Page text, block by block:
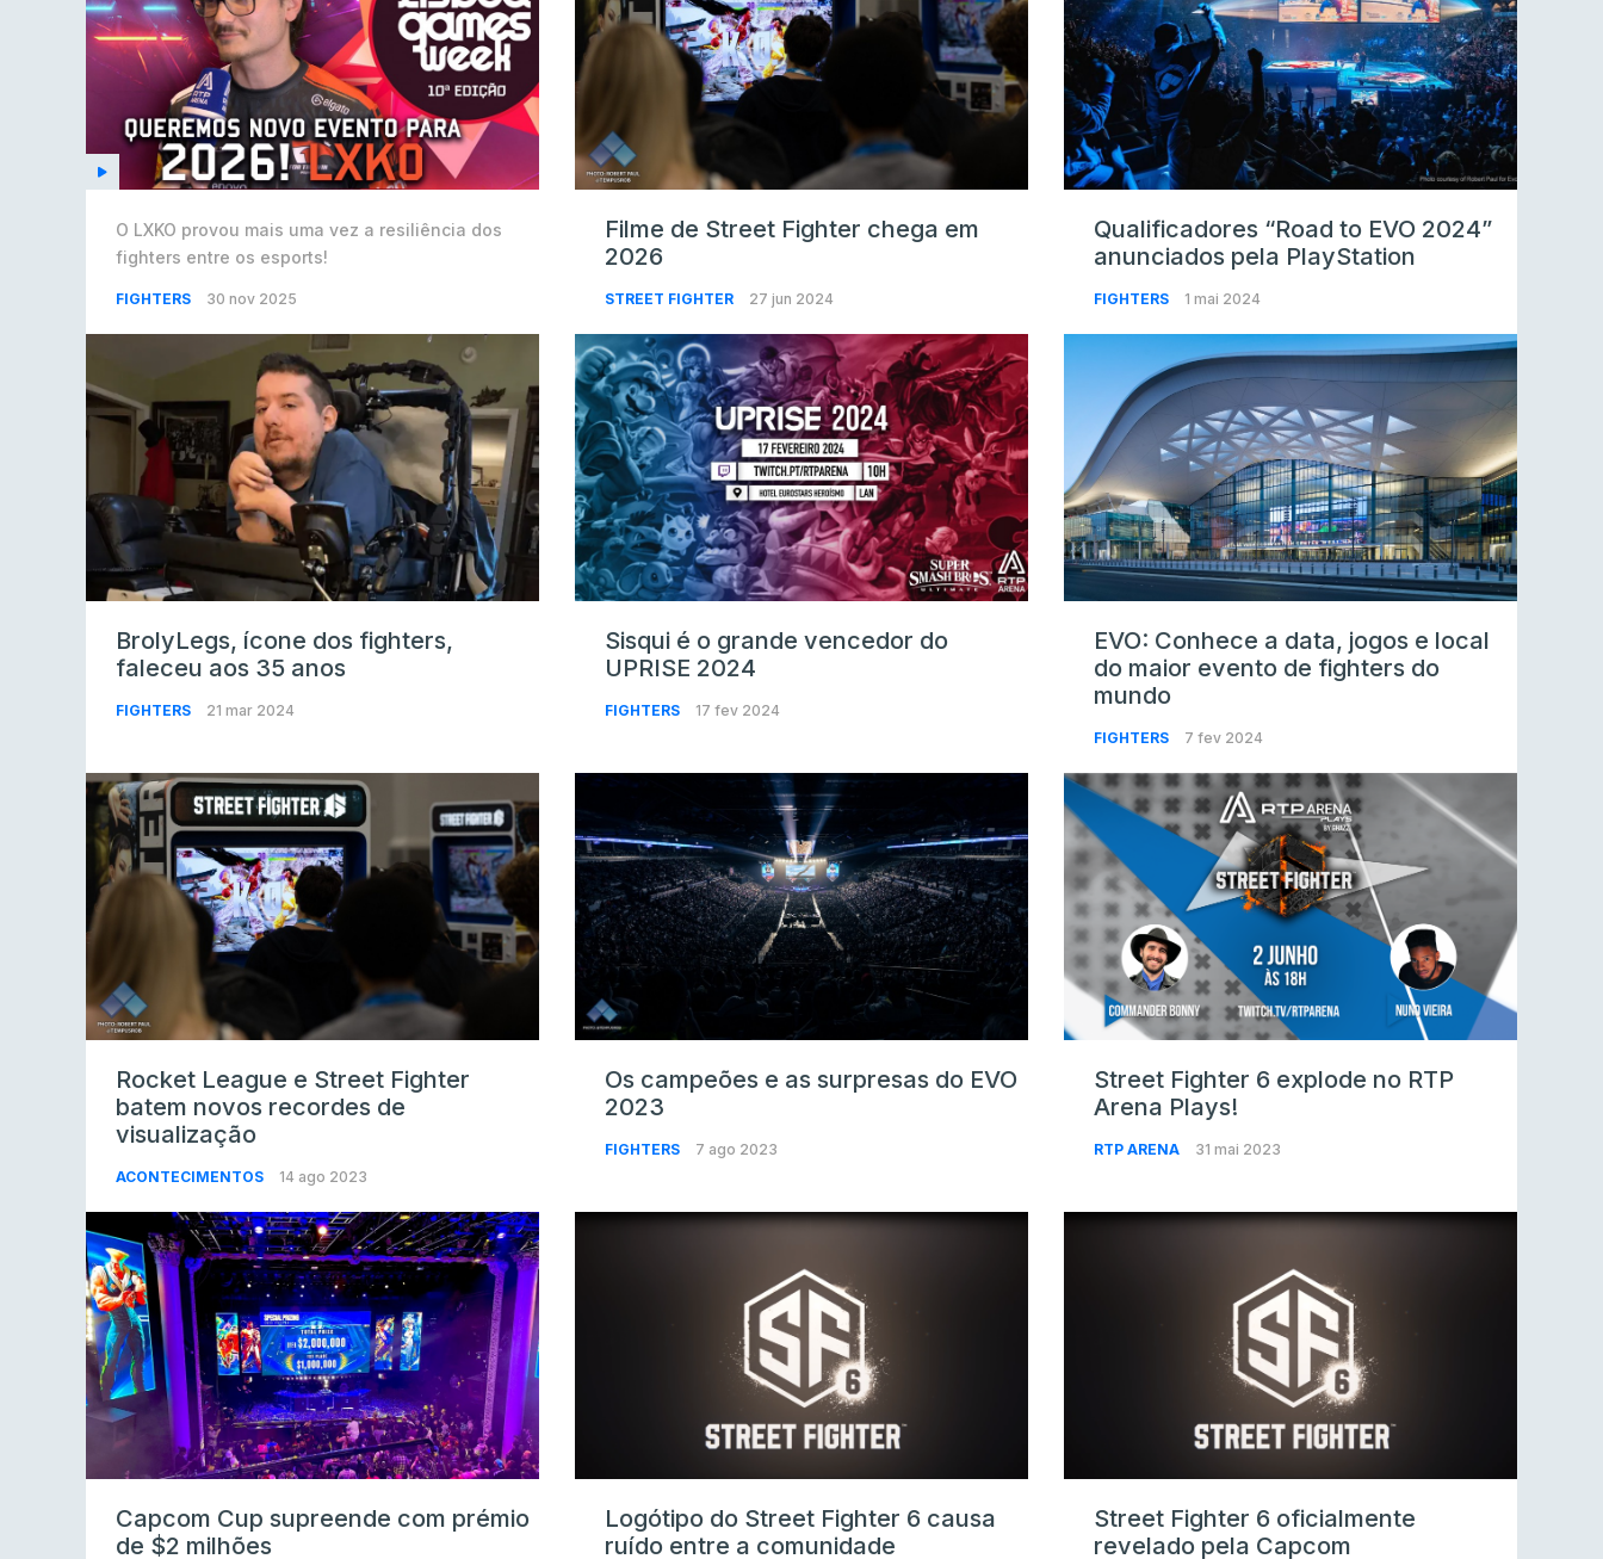
O LXKO provou mais uma vez a resiliência dos
fighters entre os esports!
FIGHTERS 30 nov 2025
Filme de Street Fighter chega em
2026
STREET FIGHTER 27 jun 2024
Qualificadores “Road to EVO 2024”
anunciados pela PlayStation
FIGHTERS 1 mai 2024
BrolyLegs, ícone dos fighters,
faleceu aos 35 anos
FIGHTERS 21 mar 2024
Sisqui é o grande vencedor do
UPRISE 2024
FIGHTERS 17 fev 2024
EVO: Conhece a data, jogos e local
do maior evento de fighters do
mundo
FIGHTERS 7 fev 2024
Rocket League e Street Fighter
batem novos recordes de
visualização
ACONTECIMENTOS 14 ago 2023
Os campeões e as surpresas do EVO
2023
FIGHTERS 7 ago 2023
Street Fighter 6 explode no RTP
Arena Plays!
RTP ARENA 31 mai 2023
Capcom Cup supreende com prémio
de $2 milhões
Logótipo do Street Fighter 6 causa
ruído entre a comunidade
Street Fighter 6 oficialmente
revelado pela Capcom